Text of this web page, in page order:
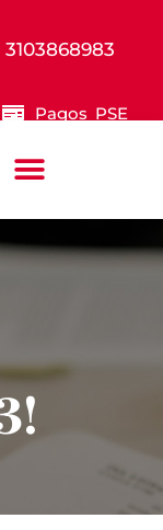
3103868983
Pagos PSE